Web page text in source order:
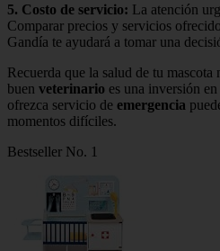
5. Costo de servicio: La atención
Comparar precios y servicios
Gandía te ayudará a tomar una
Recuerda que la salud de tu
buen veterinario es una inversión
ofrezca servicio de emergencia
momentos difíciles.
Bestseller No. 1